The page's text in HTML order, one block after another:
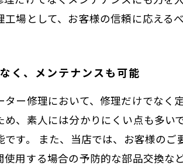
工場として、お客様の信頼に応える
く、メンテナンスも可能
ター修理において、修理だけでな
め、素人には分かりにくい点も多
です。 また、当店では、お客様の
使用する場合の予防的な部品交換な